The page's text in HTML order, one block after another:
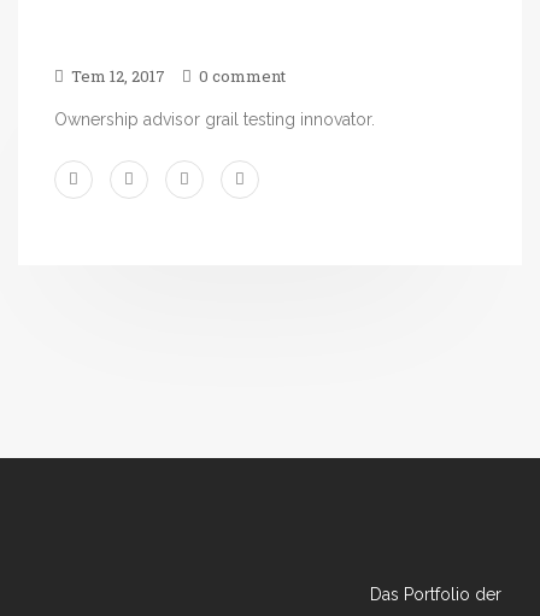
Tem 12, 2017 0 comment
Ownership advisor grail testing innovator.
Das Portfolio der